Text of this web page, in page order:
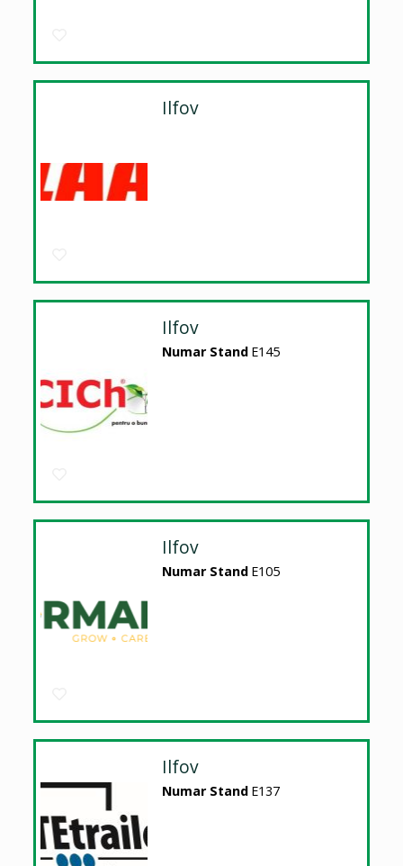
Ilfov
Ilfov
Numar Stand E145
Ilfov
Numar Stand E105
Ilfov
Numar Stand E137